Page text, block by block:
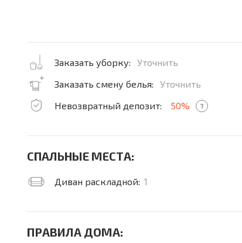
Заказать уборку:
Уточнить
Заказать смену белья:
Уточнить
Невозвратный депозит:
50% ?
СПАЛЬНЫЕ МЕСТА:
Диван раскладной: 1
ПРАВИЛА ДОМА: